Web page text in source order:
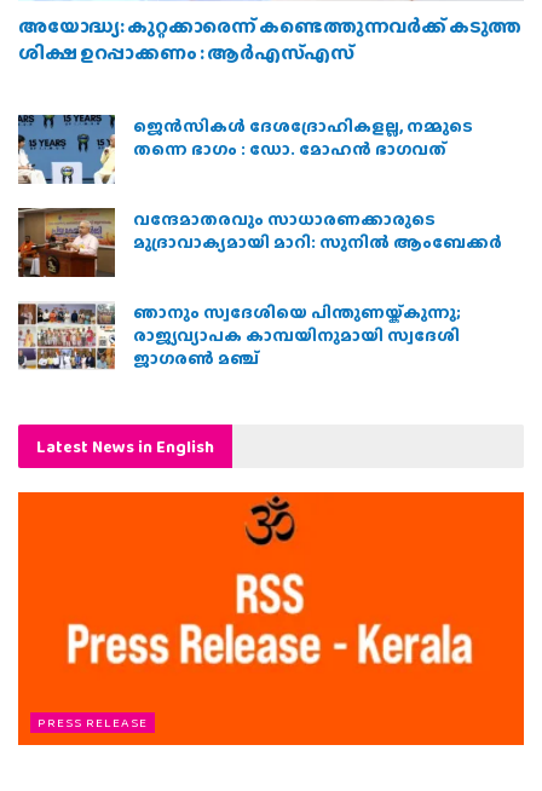
അയോദ്ധ്യ: കുറ്റക്കാരെന്ന് കണ്ടെത്തുന്നവര്‍ക്ക് കടുത്ത
ശിക്ഷ ഉറപ്പാക്കണം : ആര്‍എസ്എസ്
ജെന്‍സികള്‍ ദേശദ്രോഹികളല്ല, നമ്മുടെ
തന്നെ ഭാഗം : ഡോ. മോഹന്‍ ഭാഗവത്
വന്ദേമാതരവും സാധാരണക്കാരുടെ
മുദ്രാവാക്യമായി മാറി: സുനിൽ ആംബേക്കർ
ഞാനും സ്വദേശിയെ പിന്തുണയ്ക്കുന്നു;
രാജ്യവ്യാപക കാമ്പയിനുമായി സ്വദേശി
ജാഗരണ്‍ മഞ്ച്
Latest News in English
PRESS RELEASE